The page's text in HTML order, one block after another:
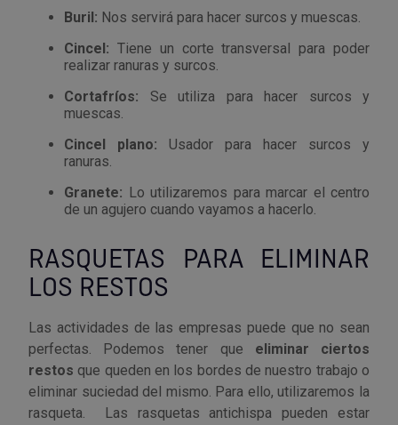
Buril: Nos servirá para hacer surcos y muescas.
Cincel: Tiene un corte transversal para poder
realizar ranuras y surcos.
Cortafríos: Se utiliza para hacer surcos y
muescas.
Cincel plano: Usador para hacer surcos y
ranuras.
Granete: Lo utilizaremos para marcar el centro
de un agujero cuando vayamos a hacerlo.
RASQUETAS PARA ELIMINAR
LOS RESTOS
Las actividades de las empresas puede que no sean
perfectas. Podemos tener que eliminar ciertos
restos que queden en los bordes de nuestro trabajo o
eliminar suciedad del mismo. Para ello, utilizaremos la
rasqueta. Las rasquetas antichispa pueden estar